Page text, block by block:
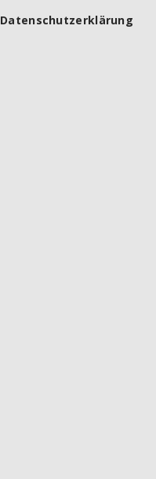
Datenschutzerklärung